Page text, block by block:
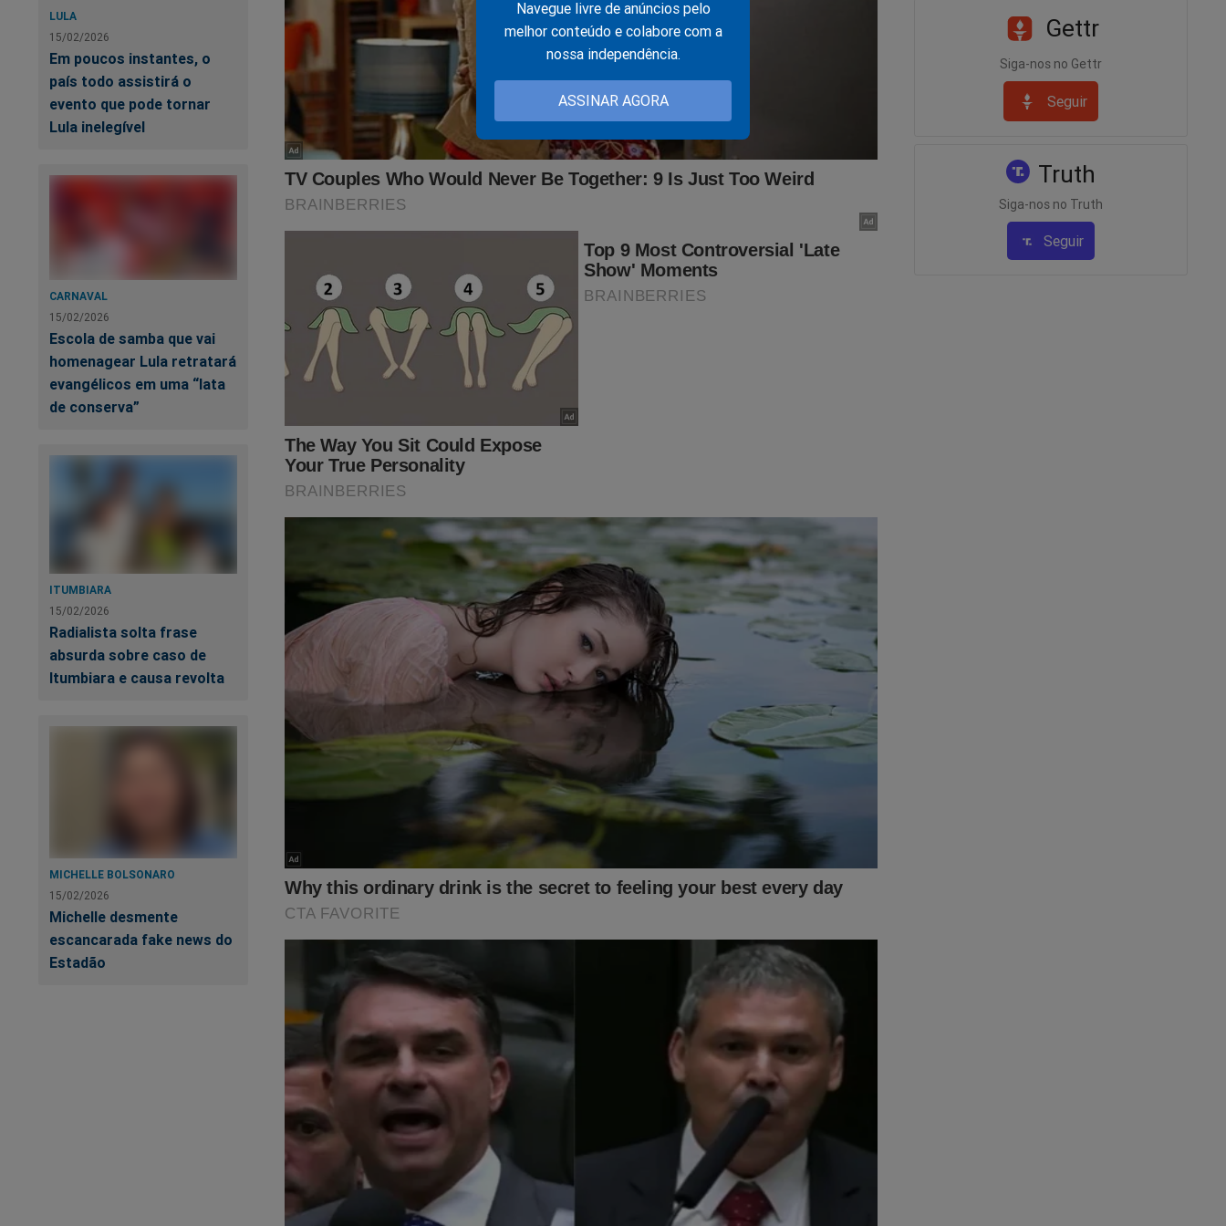
Navegue livre de anúncios pelo
melhor conteúdo e colabore com a
nossa independência.
ASSINAR AGORA
LULA
15/02/2026
Em poucos instantes, o
país todo assistirá o
evento que pode tornar
Lula inelegível
CARNAVAL
15/02/2026
Escola de samba que vai
homenagear Lula retratará
evangélicos em uma “lata
de conserva”
ITUMBIARA
15/02/2026
Radialista solta frase
absurda sobre caso de
Itumbiara e causa revolta
MICHELLE BOLSONARO
15/02/2026
Michelle desmente
escancarada fake news do
Estadão
Morre um dos maiores ídolos da história do Palmeiras
AO VIVO: Prédio do STF em chamas (veja o vídeo)
Quer apoiar oJornal da Cidade Online? Adquira
Clique no link abaixo:
https://www.conteudoconservador.com.br/pages/page
O próprio Bolsonaro já conhece os livros. Confira:
Gettr
Siga-nos no Gettr
Seguir
Truth
Siga-nos no Truth
Seguir